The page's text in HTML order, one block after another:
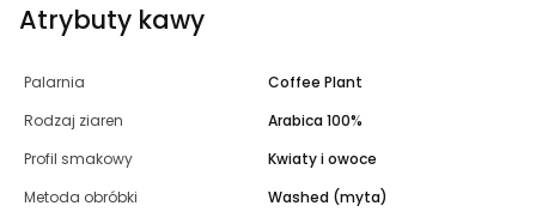
Atrybuty kawy
Palarnia
Coffee Plant
Rodzaj ziaren
Arabica 100%
Profil smakowy
Kwiaty i owoce
Metoda obróbki
Washed (myta)